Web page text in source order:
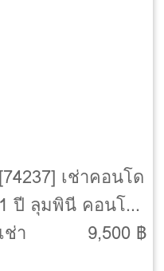
[74237] เช่าคอนโด
1 ปี ลุมพินี คอนโด
ทาวน์ เอกชัย 48
เช่า
9,500 ฿